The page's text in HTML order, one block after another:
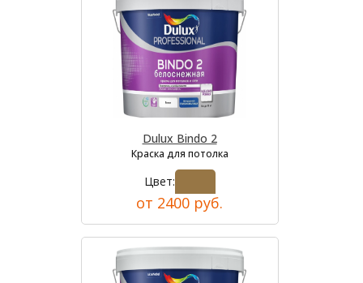
Dulux Bindo 2
Краска для потолка
Цвет:
от 2400 руб.